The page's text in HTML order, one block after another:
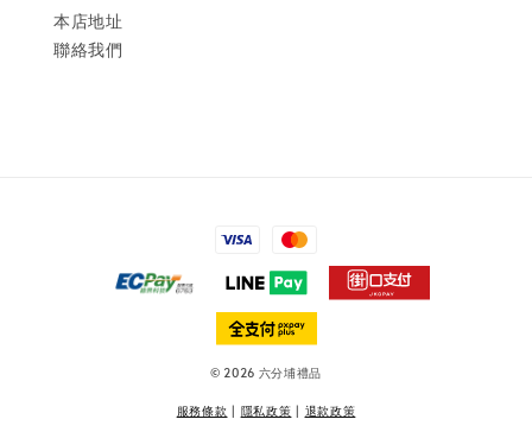
本店地址
聯絡我們
© 2026 六分埔禮品
服務條款 | 隱私政策 | 退款政策